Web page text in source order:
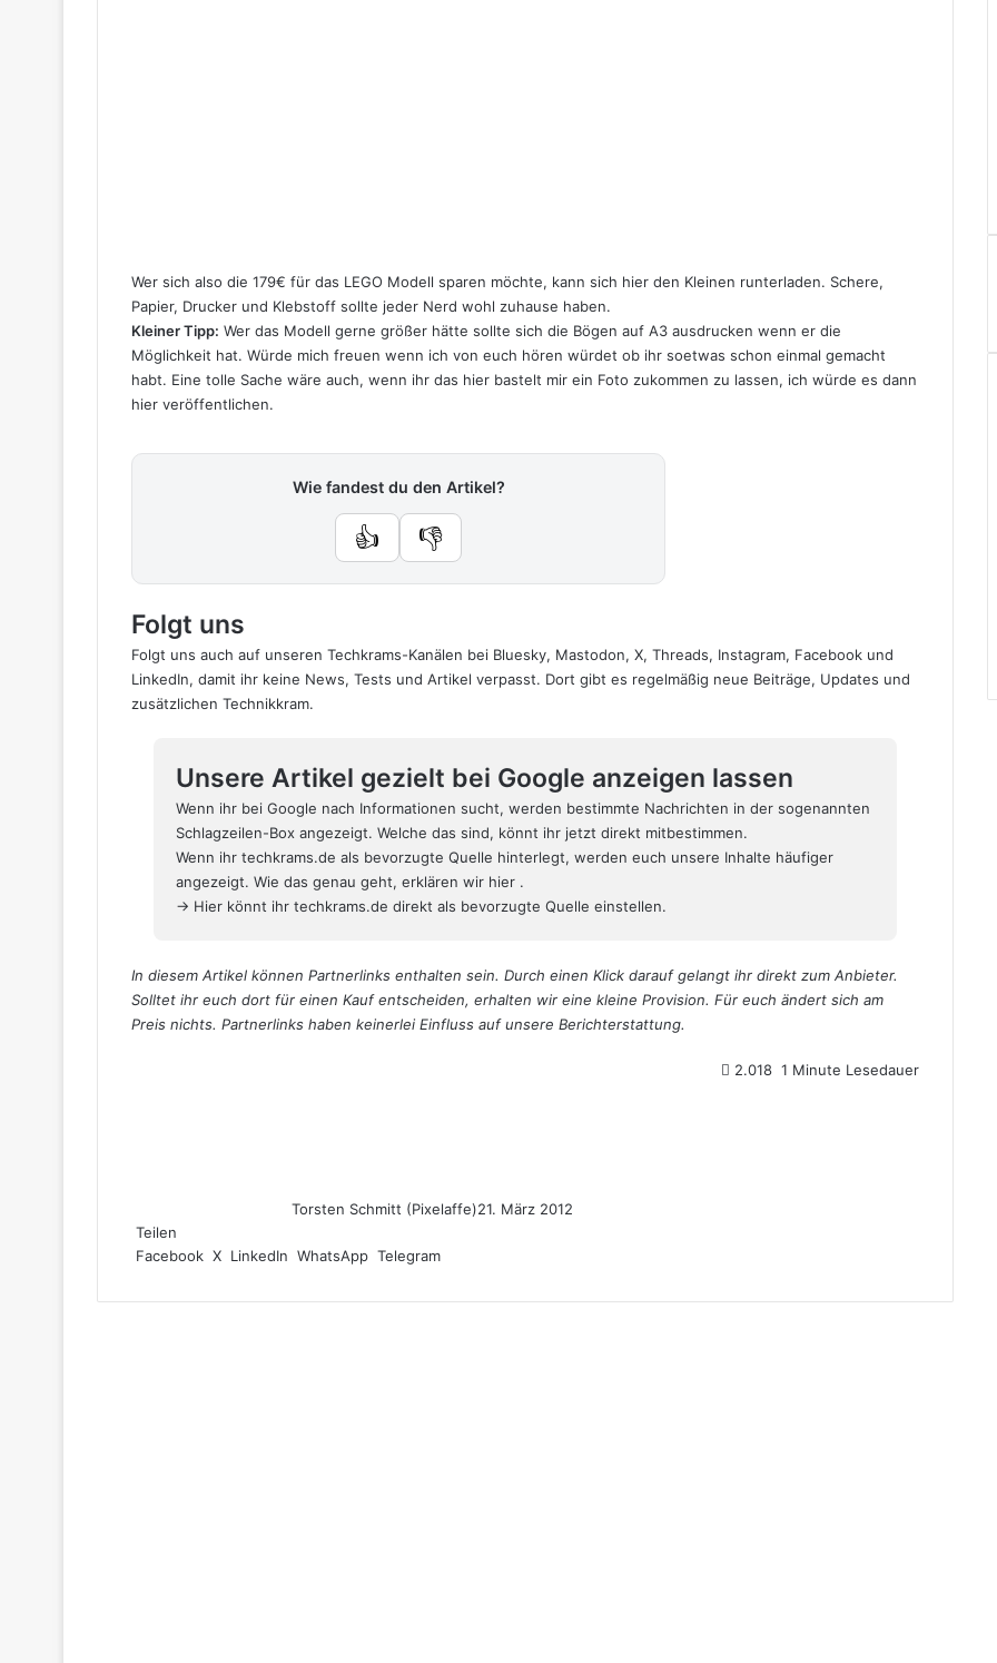
Wer sich also die 179€ für das LEGO Modell sparen möchte, kann sich hier den Kleinen runterladen. Schere,
Papier, Drucker und Klebstoff sollte jeder Nerd wohl zuhause haben.
Kleiner Tipp: Wer das Modell gerne größer hätte sollte sich die Bögen auf A3 ausdrucken wenn er die
Möglichkeit hat. Würde mich freuen wenn ich von euch hören würdet ob ihr soetwas schon einmal gemacht
habt. Eine tolle Sache wäre auch, wenn ihr das hier bastelt mir ein Foto zukommen zu lassen, ich würde es dann
hier veröffentlichen.
Wie fandest du den Artikel?
👍 👎
Folgt uns
Folgt uns auch auf unseren Techkrams-Kanälen bei Bluesky, Mastodon, X, Threads, Instagram, Facebook und
LinkedIn, damit ihr keine News, Tests und Artikel verpasst. Dort gibt es regelmäßig neue Beiträge, Updates und
zusätzlichen Technikkram.
Unsere Artikel gezielt bei Google anzeigen lassen
Wenn ihr bei Google nach Informationen sucht, werden bestimmte Nachrichten in der sogenannten
Schlagzeilen-Box angezeigt. Welche das sind, könnt ihr jetzt direkt mitbestimmen.
Wenn ihr techkrams.de als bevorzugte Quelle hinterlegt, werden euch unsere Inhalte häufiger
angezeigt. Wie das genau geht, erklären wir hier .
→ Hier könnt ihr techkrams.de direkt als bevorzugte Quelle einstellen.
In diesem Artikel können Partnerlinks enthalten sein. Durch einen Klick darauf gelangt ihr direkt zum Anbieter.
Solltet ihr euch dort für einen Kauf entscheiden, erhalten wir eine kleine Provision. Für euch ändert sich am
Preis nichts. Partnerlinks haben keinerlei Einfluss auf unsere Berichterstattung.
Torsten Schmitt (Pixelaffe)21. März 2012
2.018 1 Minute Lesedauer
Teilen
Facebook X LinkedIn WhatsApp Telegram